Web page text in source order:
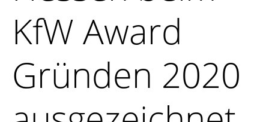
KfW Award
Gründen 2020